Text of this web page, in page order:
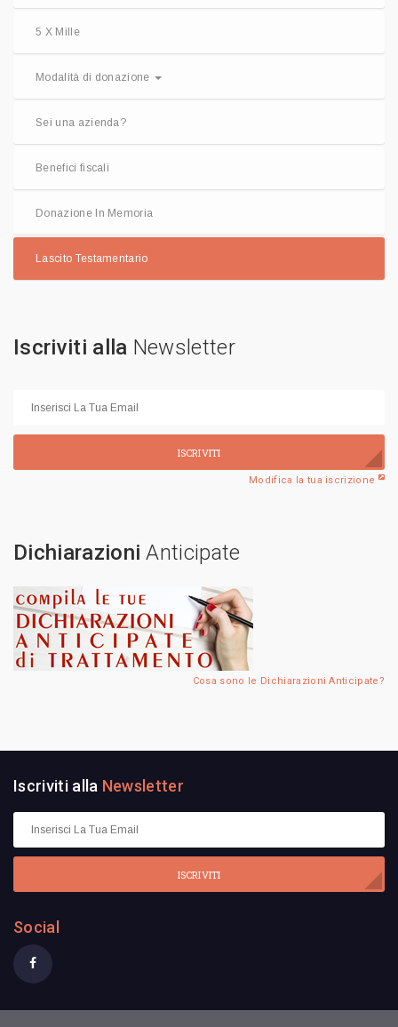
5 X Mille
Modalità di donazione
Sei una azienda?
Benefici fiscali
Donazione In Memoria
Lascito Testamentario
Iscriviti alla Newsletter
ISCRIVITI
Modifica la tua iscrizione
DichiarazioniAnticipate
Cosa sono le Dichiarazioni Anticipate?
Iscriviti alla Newsletter
ISCRIVITI
Social